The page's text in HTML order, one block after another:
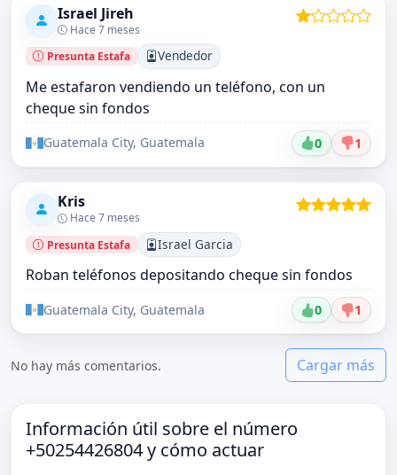
Israel Jireh
Hace 7 meses
Presunta Estafa
Vendedor
Me estafaron vendiendo un teléfono, con un
cheque sin fondos
Guatemala City, Guatemala 0 1
Kris
Hace 7 meses
Presunta Estafa
Israel Garcia
Roban teléfonos depositando cheque sin fondos
Guatemala City, Guatemala 0 1
No hay más comentarios. Cargar más
Información útil sobre el número
+50254426804 y cómo actuar